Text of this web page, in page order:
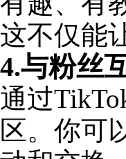
这不仅能
4.与粉丝
通过
区。你可